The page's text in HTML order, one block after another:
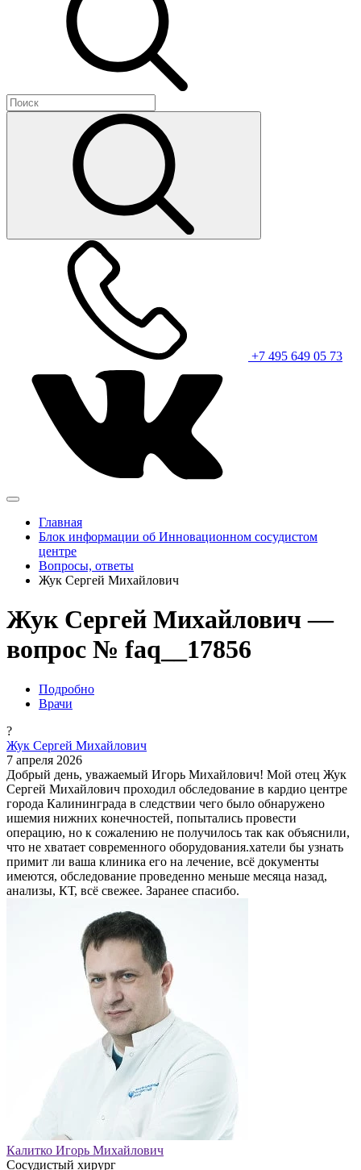
+7 495 649 05 73
Главная
Блок информации об Инновационном сосудистом
центре
Вопросы, ответы
Жук Сергей Михайлович
Жук Сергей Михайлович —
вопрос № faq__17856
Подробно
Врачи
?
Жук Сергей Михайлович
7 апреля 2026
Добрый день, уважаемый Игорь Михайлович! Мой отец Жук
Сергей Михайлович проходил обследование в кардио центре
города Калининграда в следствии чего было обнаружено
ишемия нижних конечностей, попытались провести
операцию, но к сожалению не получилось так как объяснили,
что не хватает современного оборудования.хатели бы узнать
примит ли ваша клиника его на лечение, всё документы
имеются, обследование проведенно меньше месяца назад,
анализы, КТ, всё свежее. Заранее спасибо.
Калитко Игорь Михайлович
Сосудистый хирург